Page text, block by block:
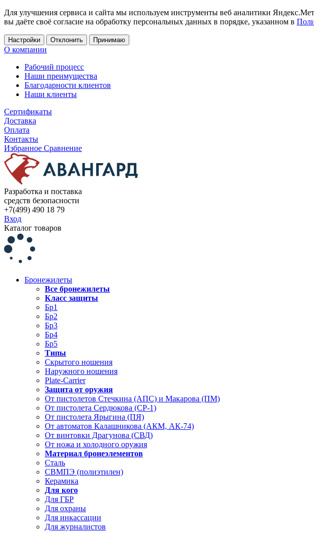
Для улучшения сервиса и сайта мы используем инструменты веб аналитики
вы даёте своё согласие на обработку персональных данных в порядке, указанном в
Настройки Отклонить Принимаю
О компании
Рабочий процесс
Наши преимущества
Благодарности клиентов
Наши клиенты
Сертификаты
Доставка
Оплата
Контакты
Избранное Сравнение
Разработка и поставка
средств безопасности
+7(499) 490 18 79
Вход
Каталог товаров
Бронежилеты
Все бронежилеты
Класс защиты
Бр1
Бр2
Бр3
Бр4
Бр5
Типы
Скрытого ношения
Наружного ношения
Plate-Carrier
Защита от оружия
От пистолетов Стечкина (АПС) и Макарова (ПМ)
От пистолета Сердюкова (СР-1)
От пистолета Ярыгина (ПЯ)
От автоматов Калашникова (АКМ, АК-74)
От винтовки Драгунова (СВД)
От ножа и холодного оружия
Материал бронеэлементов
Сталь
СВМПЭ (полиэтилен)
Керамика
Для кого
Для ГБР
Для охраны
Для инкассации
Для журналистов